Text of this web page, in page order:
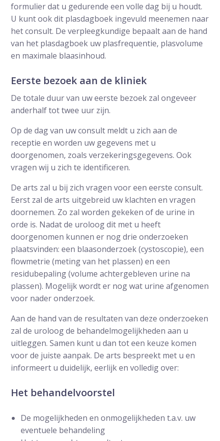
formulier dat u gedurende een volle dag bij u houdt.
U kunt ook dit plasdagboek ingevuld meenemen naar
het consult. De verpleegkundige bepaalt aan de hand
van het plasdagboek uw plasfrequentie, plasvolume
en maximale blaasinhoud.
Eerste bezoek aan de kliniek
De totale duur van uw eerste bezoek zal ongeveer
anderhalf tot twee uur zijn.
Op de dag van uw consult meldt u zich aan de
receptie en worden uw gegevens met u
doorgenomen, zoals verzekeringsgegevens. Ook
vragen wij u zich te identificeren.
De arts zal u bij zich vragen voor een eerste consult.
Eerst zal de arts uitgebreid uw klachten en vragen
doornemen. Zo zal worden gekeken of de urine in
orde is. Nadat de uroloog dit met u heeft
doorgenomen kunnen er nog drie onderzoeken
plaatsvinden: een blaasonderzoek (cystoscopie), een
flowmetrie (meting van het plassen) en een
residubepaling (volume achtergebleven urine na
plassen). Mogelijk wordt er nog wat urine afgenomen
voor nader onderzoek.
Aan de hand van de resultaten van deze onderzoeken
zal de uroloog de behandelmogelijkheden aan u
uitleggen. Samen kunt u dan tot een keuze komen
voor de juiste aanpak. De arts bespreekt met u en
informeert u duidelijk, eerlijk en volledig over:
Het behandelvoorstel
De mogelijkheden en onmogelijkheden t.a.v. uw
eventuele behandeling